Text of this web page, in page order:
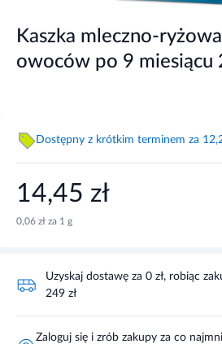
Kaszka mleczno-
owoców po 9 miesiącu
Dostępny z krótkim terminem za
14,45 zł
0,06 zł za 1 g
Uzyskaj dostawę za 0 zł, robiąc
249 zł
Zaloguj się i zrób zakupy za co